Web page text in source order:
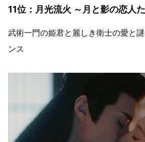
11位：月光流火 ～月と影の恋人
武術一門の姫君と麗しき衛士の愛と
ンス